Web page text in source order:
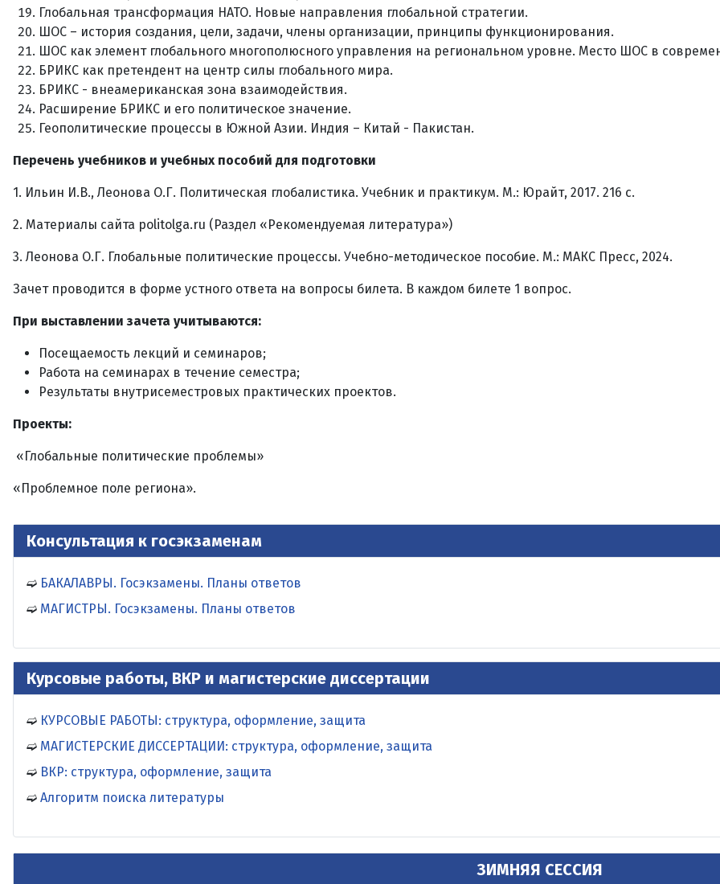
Консультация к госэкзаменам
БАКАЛАВРЫ. Госэкзамены. Планы ответов
МАГИСТРЫ. Госэкзамены. Планы ответов
Курсовые работы, ВКР и магистерские диссертации
КУРСОВЫЕ РАБОТЫ: структура, оформление, защита
МАГИСТЕРСКИЕ ДИССЕРТАЦИИ: структура, оформление, защита
ВКР: структура, оформление, защита
Алгоритм поиска литературы
ЗИМНЯЯ СЕССИЯ
Глобальная трансформация НАТО. Новые направления глобальной стратегии.
ШОС – история создания, цели, задачи, члены организации, принципы функционирования.
ШОС как элемент глобального многополюсного управления на региональном уровне. Место ШОС в
БРИКС как претендент на центр силы глобального мира.
БРИКС - внеамериканская зона взаимодействия.
Расширение БРИКС и его политическое значение.
Геополитические процессы в Южной Азии. Индия – Китай - Пакистан.
Перечень учебников и учебных пособий для подготовки
1. Ильин И.В., Леонова О.Г. Политическая глобалистика. Учебник и практикум. М.: Юрайт, 2017. 216 с.
2. Материалы сайта politolga.ru (Раздел «Рекомендуемая литература»)
3. Леонова О.Г. Глобальные политические процессы. Учебно-методическое пособие. М.: МАКС Пресс, 2024.
Зачет проводится в форме устного ответа на вопросы билета. В каждом билете 1 вопрос.
При выставлении зачета учитываются:
Посещаемость лекций и семинаров;
Работа на семинарах в течение семестра;
Результаты внутрисеместровых практических проектов.
Проекты:
«Глобальные политические проблемы»
«Проблемное поле региона».